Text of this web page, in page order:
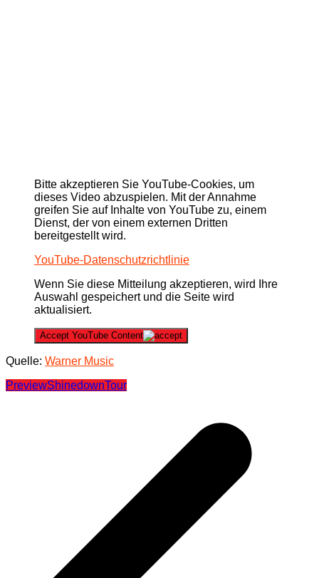
Bitte akzeptieren Sie YouTube-Cookies, um
dieses Video abzuspielen. Mit der Annahme
greifen Sie auf Inhalte von YouTube zu, einem
Dienst, der von einem externen Dritten
bereitgestellt wird.
YouTube-Datenschutzrichtlinie
Wenn Sie diese Mitteilung akzeptieren, wird Ihre
Auswahl gespeichert und die Seite wird
aktualisiert.
Accept YouTube Content
Quelle: Warner Music
PreviewShinedownTour